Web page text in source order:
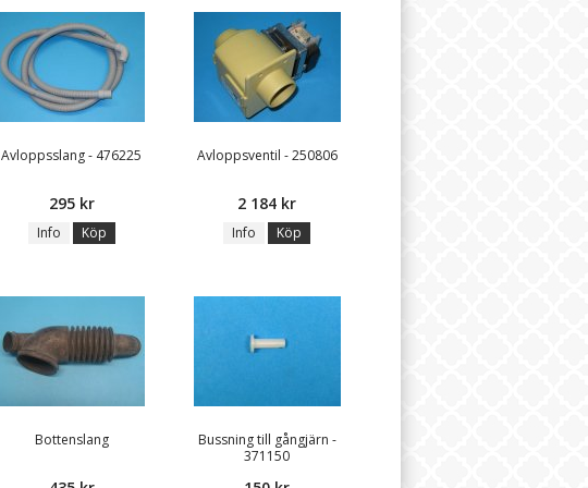
Avloppsslang - 476225
295 kr
Info Köp
Avloppsventil - 250806
2 184 kr
Info Köp
Bottenslang
Bussning till gångjärn -
371150